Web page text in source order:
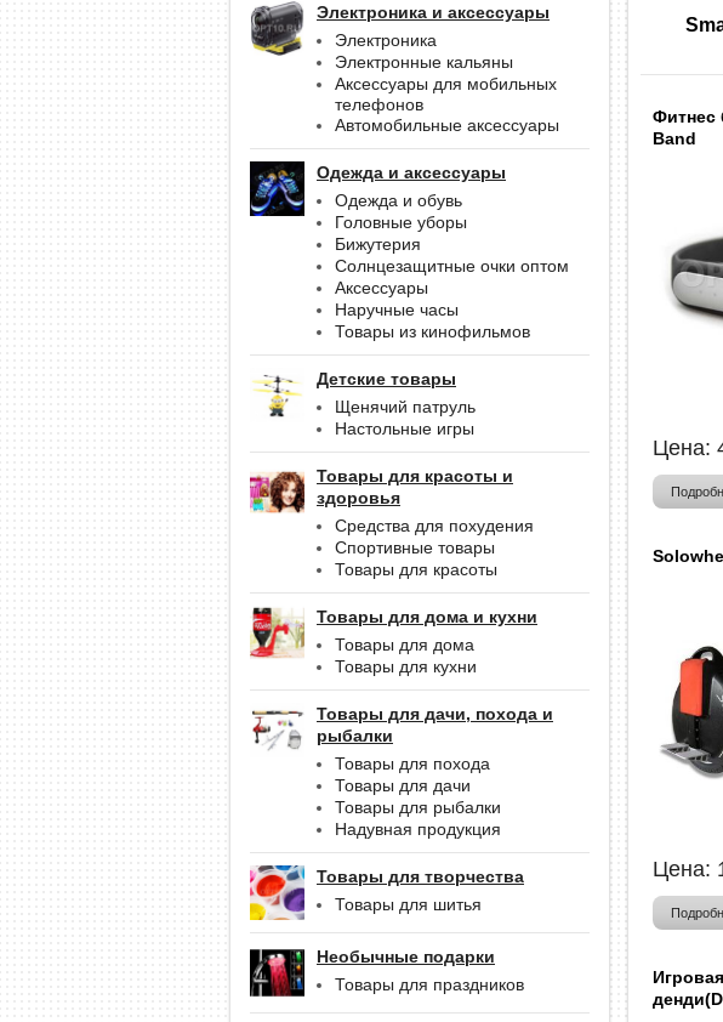
Электроника и аксессуары
Электроника
Электронные кальяны
Аксессуары для мобильных
телефонов
Автомобильные аксессуары
Одежда и аксессуары
Одежда и обувь
Головные уборы
Бижутерия
Солнцезащитные очки оптом
Аксессуары
Наручные часы
Товары из кинофильмов
Детские товары
Щенячий патруль
Настольные игры
Товары для красоты и
здоровья
Средства для похудения
Спортивные товары
Товары для красоты
Товары для дома и кухни
Товары для дома
Товары для кухни
Товары для дачи, похода и
рыбалки
Товары для похода
Товары для дачи
Товары для рыбалки
Надувная продукция
Товары для творчества
Товары для шитья
Необычные подарки
Товары для праздников
Фитнес
Band
Цена:
Цена: